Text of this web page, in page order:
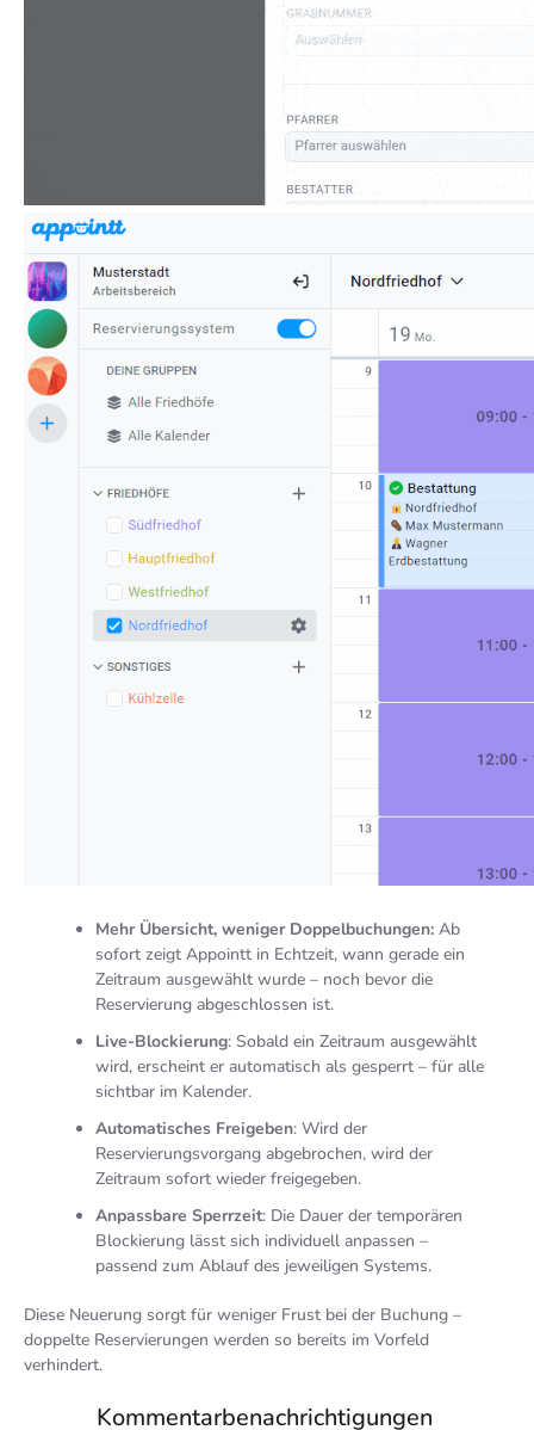
Mehr Übersicht, weniger Doppelbuchungen: Ab
sofort zeigt Appointt in Echtzeit, wann gerade ein
Zeitraum ausgewählt wurde – noch bevor die
Reservierung abgeschlossen ist.
Live-Blockierung: Sobald ein Zeitraum ausgewählt
wird, erscheint er automatisch als gesperrt – für alle
sichtbar im Kalender.
Automatisches Freigeben: Wird der
Reservierungsvorgang abgebrochen, wird der
Zeitraum sofort wieder freigegeben.
Anpassbare Sperrzeit: Die Dauer der temporären
Blockierung lässt sich individuell anpassen –
passend zum Ablauf des jeweiligen Systems.
Diese Neuerung sorgt für weniger Frust bei der Buchung –
doppelte Reservierungen werden so bereits im Vorfeld
verhindert.
Kommentarbenachrichtigungen